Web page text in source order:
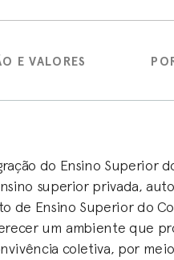
E VALORES
do Ensino Superior
superior privada,
de Ensino Superior do
um ambiente que
coletiva, por